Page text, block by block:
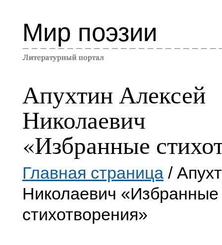
Мир поэзии
Апухтин Алексей
Николаевич
«Избранные
Главная страница /
Николаевич «Избранные
стихотворения»